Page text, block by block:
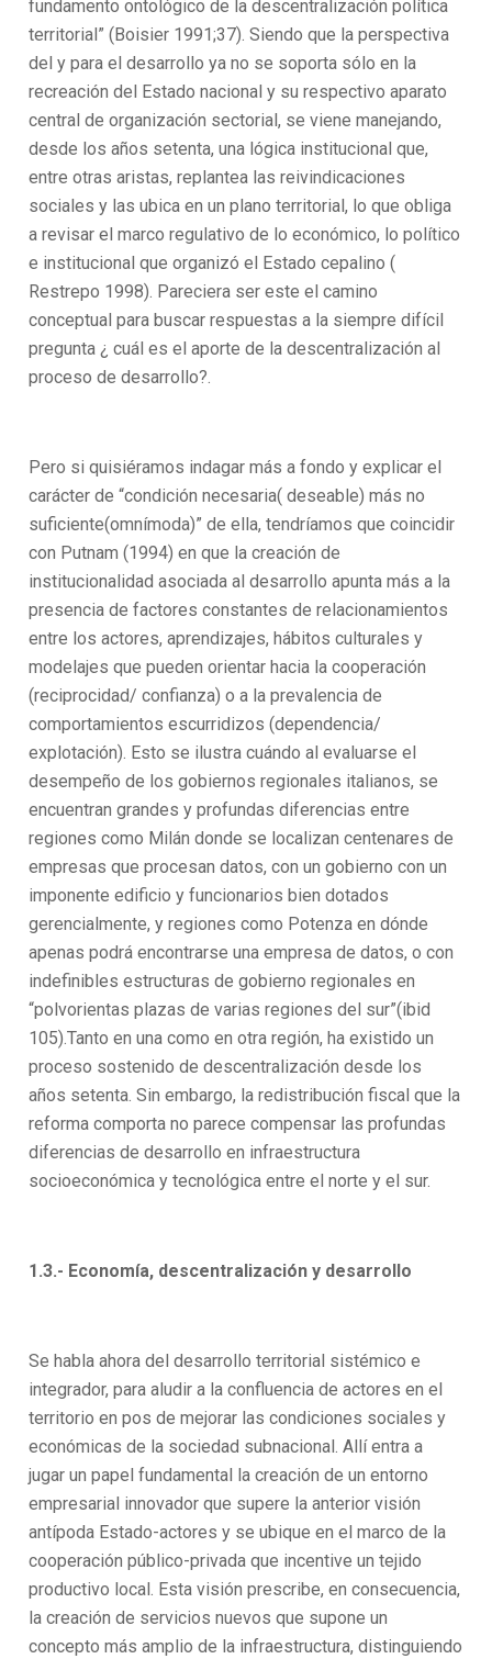
fundamento ontológico de la descentralización política
territorial” (Boisier 1991;37). Siendo que la perspectiva
del y para el desarrollo ya no se soporta sólo en la
recreación del Estado nacional y su respectivo aparato
central de organización sectorial, se viene manejando,
desde los años setenta, una lógica institucional que,
entre otras aristas, replantea las reivindicaciones
sociales y las ubica en un plano territorial, lo que obliga
a revisar el marco regulativo de lo económico, lo político
e institucional que organizó el Estado cepalino (
Restrepo 1998). Pareciera ser este el camino
conceptual para buscar respuestas a la siempre difícil
pregunta ¿ cuál es el aporte de la descentralización al
proceso de desarrollo?.
Pero si quisiéramos indagar más a fondo y explicar el
carácter de “condición necesaria( deseable) más no
suficiente(omnímoda)” de ella, tendríamos que coincidir
con Putnam (1994) en que la creación de
institucionalidad asociada al desarrollo apunta más a la
presencia de factores constantes de relacionamientos
entre los actores, aprendizajes, hábitos culturales y
modelajes que pueden orientar hacia la cooperación
(reciprocidad/ confianza) o a la prevalencia de
comportamientos escurridizos (dependencia/
explotación). Esto se ilustra cuándo al evaluarse el
desempeño de los gobiernos regionales italianos, se
encuentran grandes y profundas diferencias entre
regiones como Milán donde se localizan centenares de
empresas que procesan datos, con un gobierno con un
imponente edificio y funcionarios bien dotados
gerencialmente, y regiones como Potenza en dónde
apenas podrá encontrarse una empresa de datos, o con
indefinibles estructuras de gobierno regionales en
“polvorientas plazas de varias regiones del sur”(ibid
105).Tanto en una como en otra región, ha existido un
proceso sostenido de descentralización desde los
años setenta. Sin embargo, la redistribución fiscal que la
reforma comporta no parece compensar las profundas
diferencias de desarrollo en infraestructura
socioeconómica y tecnológica entre el norte y el sur.
1.3.- Economía, descentralización y desarrollo
Se habla ahora del desarrollo territorial sistémico e
integrador, para aludir a la confluencia de actores en el
territorio en pos de mejorar las condiciones sociales y
económicas de la sociedad subnacional. Allí entra a
jugar un papel fundamental la creación de un entorno
empresarial innovador que supere la anterior visión
antípoda Estado-actores y se ubique en el marco de la
cooperación público-privada que incentive un tejido
productivo local. Esta visión prescribe, en consecuencia,
la creación de servicios nuevos que supone un
concepto más amplio de la infraestructura, distinguiendo